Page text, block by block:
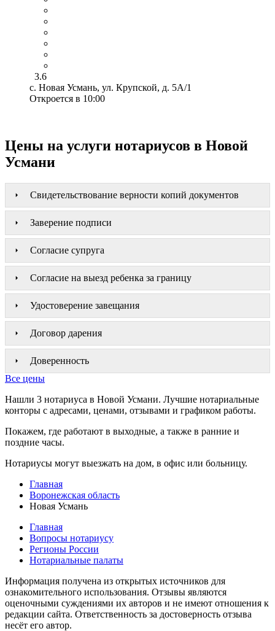
3.6
с. Новая Усмань, ул. Крупской, д. 5А/1
Откроется в 10:00
Цены на услуги нотариусов в Новой
Усмани
Свидетельствование верности копий документов
Заверение подписи
Согласие супруга
Согласие на выезд ребенка за границу
Удостоверение завещания
Договор дарения
Доверенность
Все цены
Нашли 3 нотариуса в Новой Усмани. Лучшие нотариальные
конторы с адресами, ценами, отзывами и графиком работы.
Покажем, где работают в выходные, а также в ранние и
поздние часы.
Нотариусы могут выезжать на дом, в офис или больницу.
Главная
Воронежская область
Новая Усмань
Главная
Вопросы нотариусу
Регионы России
Нотариальные палаты
Информация получена из открытых источников для
ознакомительного использования. Отзывы являются
оценочными суждениями их авторов и не имеют отношения к
редакции сайта. Ответственность за достоверность отзыва
несёт его автор.